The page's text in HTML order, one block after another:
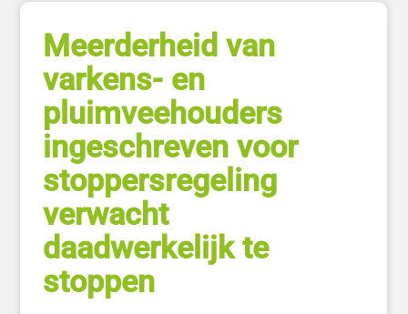
Meerderheid van
varkens- en
pluimveehouders
ingeschreven voor
stoppersregeling
verwacht
daadwerkelijk te
stoppen